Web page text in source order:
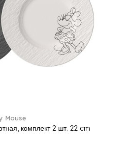
Mouse
комплект 2 шт. 22 cm